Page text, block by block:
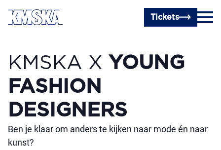
Ga naar hoofdinhoud
Tickets
KMSKA X YOUNG
FASHION
DESIGNERS
Ben je klaar om anders te kijken naar mode én naar
kunst?